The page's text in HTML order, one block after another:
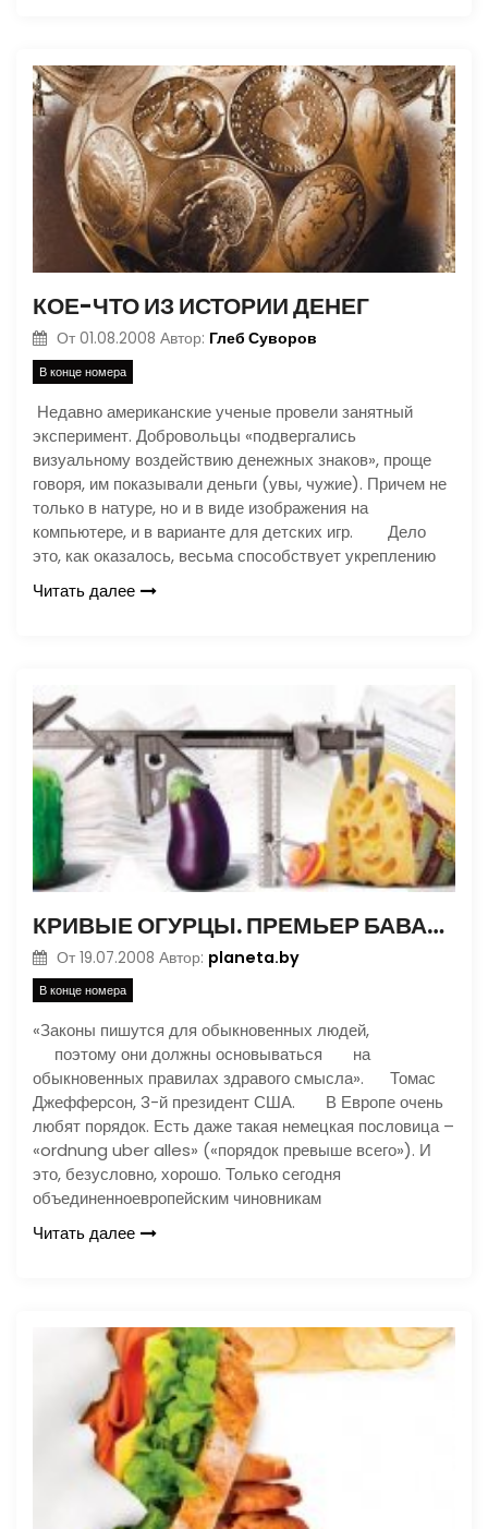
КОЕ-ЧТО ИЗ ИСТОРИИ ДЕНЕГ
От 01.08.2008 Автор: Глеб Суворов
В конце номера
Недавно американские ученые провели занятный
эксперимент. Добровольцы «подвергались
визуальному воздействию денежных знаков», проще
говоря, им показывали деньги (увы, чужие). Причем не
только в натуре, но и в виде изображения на
компьютере, и в варианте для детских игр. Дело
это, как оказалось, весьма способствует укреплению
Читать далее
КРИВЫЕ ОГУРЦЫ. ПРЕМЬЕР БАВАРИИ ПРОТИВ «ЕВРОМАРАЗМА»
От 19.07.2008 Автор: planeta.by
В конце номера
«Законы пишутся для обыкновенных людей,
поэтому они должны основываться на
обыкновенных правилах здравого смысла». Томас
Джефферсон, 3-й президент США. В Европе очень
любят порядок. Есть даже такая немецкая пословица –
«ordnung uber alles» («порядок превыше всего»). И
это, безусловно, хорошо. Только сегодня
объединенноевропейским чиновникам
Читать далее